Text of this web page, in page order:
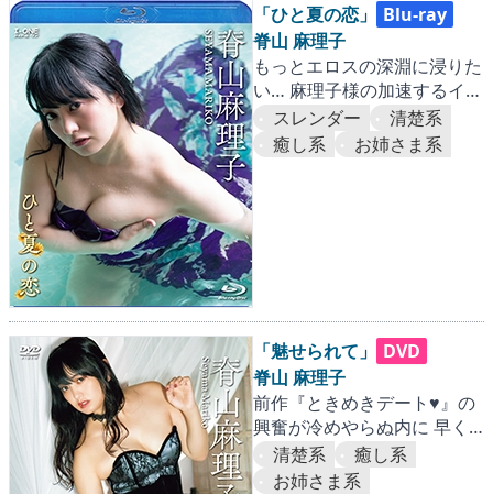
「ひと夏の恋」
Blu-ray
脊山 麻理子
もっとエロスの深淵に浸りた
い… 麻理子様の加速するイマ
ジネーション
スレンダー
清楚系
癒し系
お姉さま系
「魅せられて」
DVD
脊山 麻理子
前作『ときめきデート♥』の
興奮が冷めやらぬ内に 早く
も新作がリリース!! 今度の
麻理子サマも攻める攻める!!
清楚系
癒し系
お姉さま系